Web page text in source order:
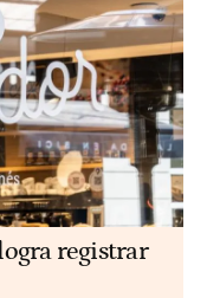
registrar